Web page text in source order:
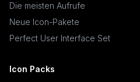
Die meisten Aufrufe
Neue Icon-Pakete
Perfect User Interface Set
Icon Packs